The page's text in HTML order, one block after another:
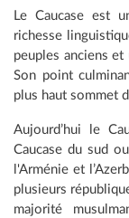
Le Caucase est
richesse
peuples anciens et
Son point
plus haut sommet
Aujourd’hui le
Caucase du sud
l'Arménie et
plusieurs
majorité